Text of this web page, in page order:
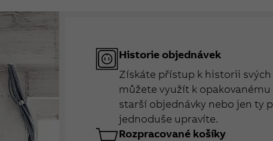
Historie objednávek
Získáte přístup k historii
můžete využít k
starší objednávky nebo jen ty
jednoduše upravíte.
Rozpracované košíky